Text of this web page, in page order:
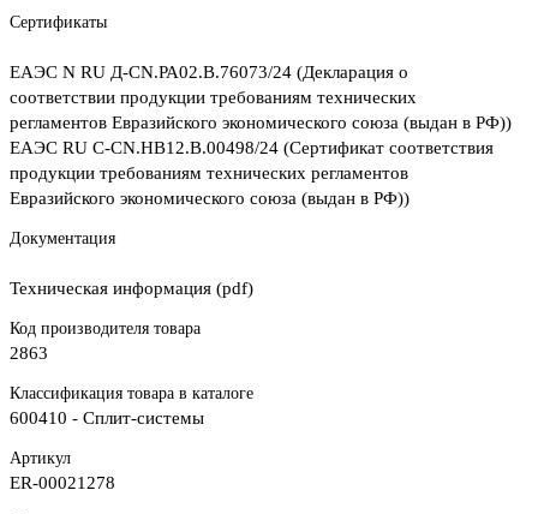
Сертификаты
ЕАЭС N RU Д-CN.РА02.В.76073/24 (Декларация о
соответствии продукции требованиям технических
регламентов Евразийского экономического союза (выдан в РФ))
ЕАЭС RU С-CN.НВ12.В.00498/24 (Сертификат соответствия
продукции требованиям технических регламентов
Евразийского экономического союза (выдан в РФ))
Документация
Техническая информация (pdf)
Код производителя товара
2863
Классификация товара в каталоге
600410 - Сплит-системы
Артикул
ER-00021278